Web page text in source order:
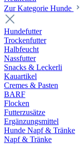
Zur Kategorie Hunde
Hundefutter
Trockenfutter
Halbfeucht
Nassfutter
Snacks & Leckerli
Kauartikel
Cremes & Pasten
BARF
Flocken
Futterzusätze
Ergänzungsmittel
Hunde Napf & Tränke
Napf & Tränke